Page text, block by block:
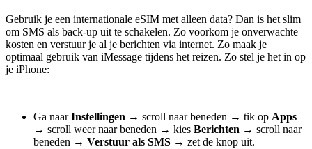
Gebruik je een internationale eSIM met alleen data? Dan is het slim
om SMS als back-up uit te schakelen. Zo voorkom je onverwachte
kosten en verstuur je al je berichten via internet. Zo maak je
optimaal gebruik van iMessage tijdens het reizen. Zo stel je het in op
je iPhone:
Ga naarInstellingen → scroll naar beneden → tik op Apps
→ scroll weer naar beneden → kies Berichten → scroll naar
beneden → Verstuur als SMS → zet de knop uit.